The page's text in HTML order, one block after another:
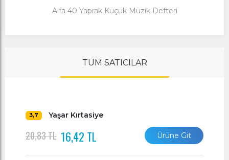
Alfa 40 Yaprak Küçük Müzik Defteri
TÜM SATICILAR
3,7 Yaşar Kırtasiye
20,83 TL 16,42 TL Ürüne Git